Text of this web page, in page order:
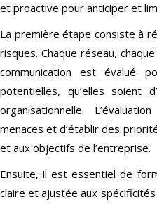
et proactive pour anticiper et
La première étape consiste à
risques. Chaque réseau,
communication est évalué
potentielles, qu’elles soient
organisationnelle.
menaces et d’établir des
et aux objectifs de l’entreprise.
Ensuite, il est essentiel de
claire et ajustée aux